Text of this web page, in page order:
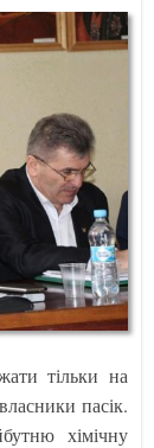
тільки на
пасік.
хімічну